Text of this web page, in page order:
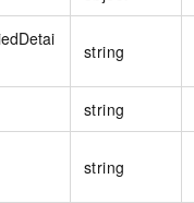
string
string
string